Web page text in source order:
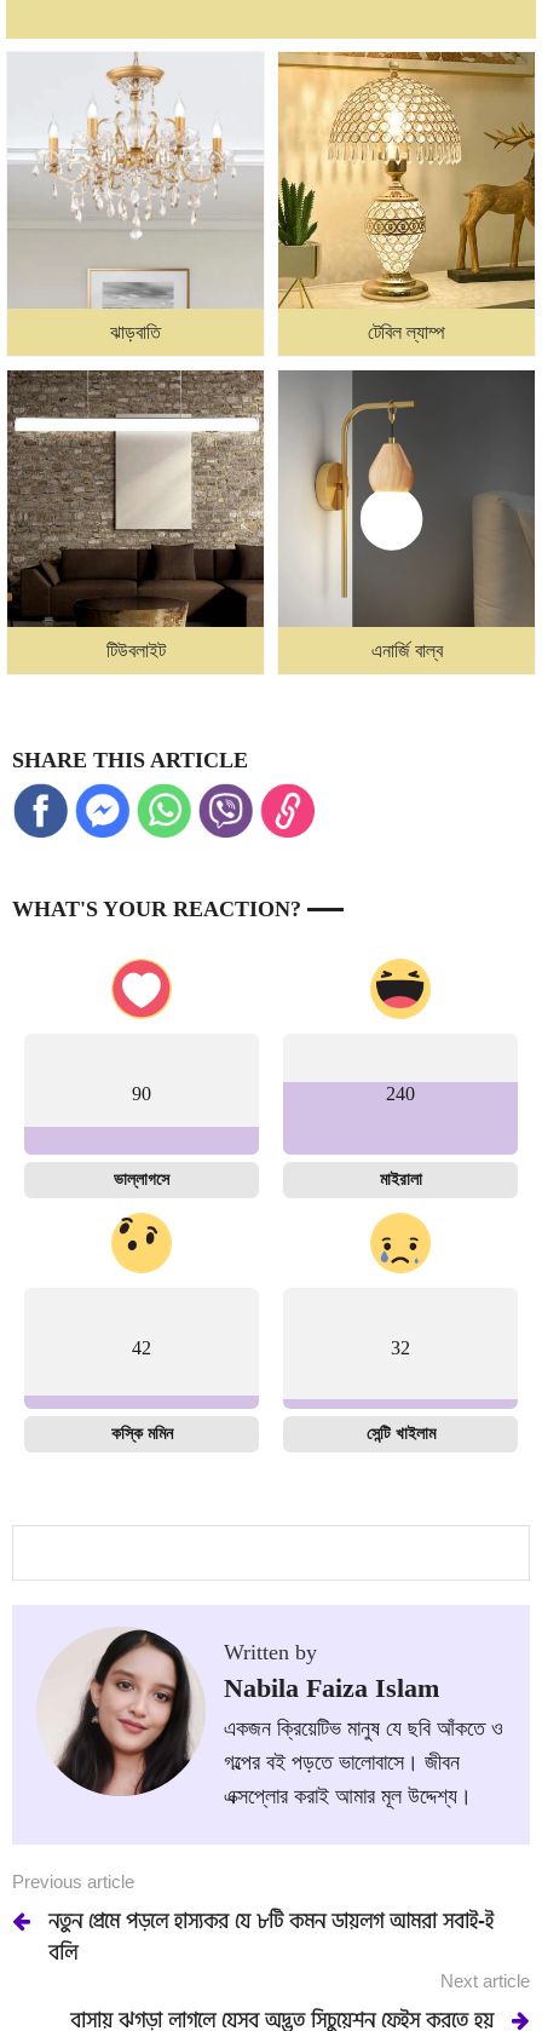
ঝাড়বাতি টেবিল ল্যাম্প
টিউবলাইট এনার্জি বাল্ব
SHARE THIS ARTICLE
WHAT'S YOUR REACTION?
90
ভাল্লাগসে
240
মাইরালা
42
কস্কি মমিন
32
সেন্টি খাইলাম
Written by
Nabila Faiza Islam
একজন ক্রিয়েটিভ মানুষ যে ছবি আঁকতে ও
গল্পের বই পড়তে ভালোবাসে। জীবন
এক্সপ্লোর করাই আমার মূল উদ্দেশ্য।
Previous article
নতুন প্রেমে পড়লে হাস্যকর যে ৮টি কমন ডায়লগ আমরা সবাই-ই
বলি
Next article
বাসায় ঝগড়া লাগলে যেসব অদ্ভুত সিচুয়েশন ফেইস করতে হয়